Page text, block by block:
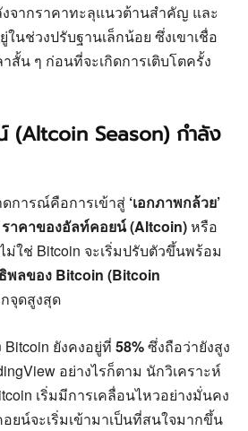
จากราคาทะลุแนวต้านสำคัญ และ
นช่วงปรับฐานเล็กน้อย ซึ่งเขาเชื่อ
าสั้น ๆ ก่อนที่จะเกิดการเติบโตครั้ง
(Altcoin Season) กำลัง
การณ์คือการเข้าสู่ ‘เอกภาพกล้วย’
ราคาของอัลท์คอยน์ (Altcoin)หรือ
ใช่ Bitcoin จะเริ่มปรับตัวขึ้นพร้อม
พลของ Bitcoin (Bitcoin
จุดสูงสุด
ยังคงอยู่ที่ 58%ซึ่งถือว่ายังสูง
อย่างไรก็ตาม นักวิเคราะห์
เริ่มมีการเคลื่อนไหวอย่างมั่นคง
ยน์จะเริ่มเข้ามาเป็นที่สนใจมากขึ้น